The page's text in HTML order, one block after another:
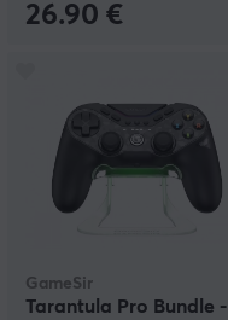
26.90 €
GameSir
Tarantula Pro Bundle -